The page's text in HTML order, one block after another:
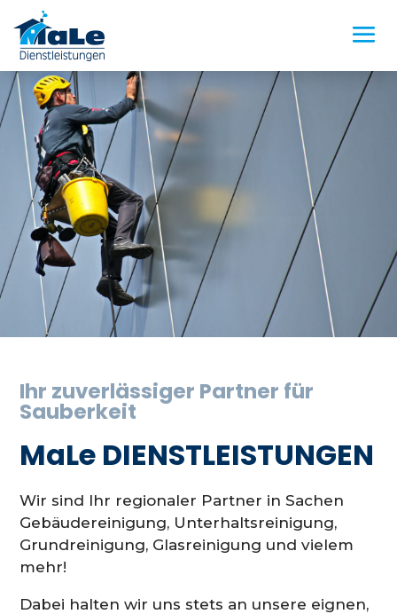
Ihr zuverlässiger Partner für
Sauberkeit
MaLe DIENSTLEISTUNGEN
Wir sind Ihr regionaler Partner in Sachen
Gebäudereinigung, Unterhaltsreinigung,
Grundreinigung, Glasreinigung und vielem
mehr!
Dabei halten wir uns stets an unsere eignen,